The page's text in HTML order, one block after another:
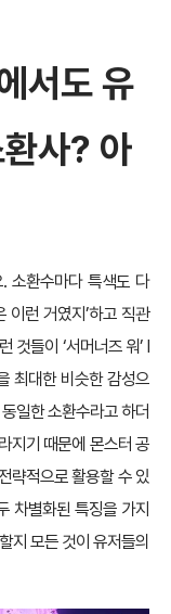
서도 유
사? 아
. 소환수마다 특색도 다
이런 거였지’하고 직관
것들이 ‘서머너즈 워’ I
최대한 비슷한 감성으
일한 소환수라고 하더
지기 때문에 몬스터 공
략적으로 활용할 수 있
차별화된 특징을 가지
지 모든 것이 유저들의